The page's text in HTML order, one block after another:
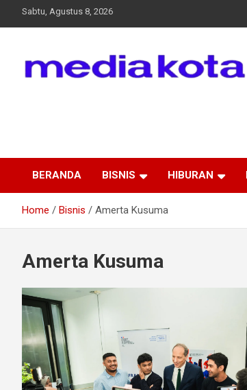
Sabtu, Agustus 8, 2026
BERANDA BISNIS HIBURAN
Home Bisnis Amerta Kusuma
Amerta Kusuma